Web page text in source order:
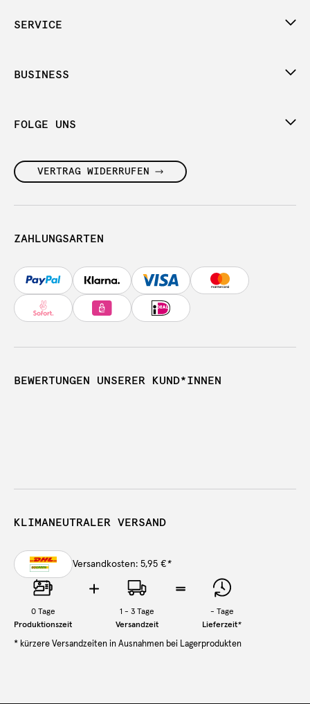
SERVICE
BUSINESS
FOLGE UNS
VERTRAG WIDERRUFEN
ZAHLUNGSARTEN
BEWERTUNGEN UNSERER KUND*INNEN
KLIMANEUTRALER VERSAND
Versandkosten: 5,95 €*
0Tage
Produktionszeit
1 - 3 Tage
Versandzeit
- Tage
Lieferzeit*
* kürzere Versandzeiten in Ausnahmen bei Lagerprodukten